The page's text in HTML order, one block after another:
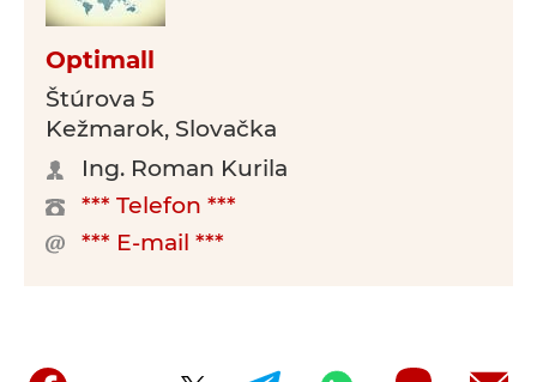
Optimall
Štúrova 5
Kežmarok, Slovačka
Ing. Roman Kurila
*** Telefon ***
*** E-mail ***